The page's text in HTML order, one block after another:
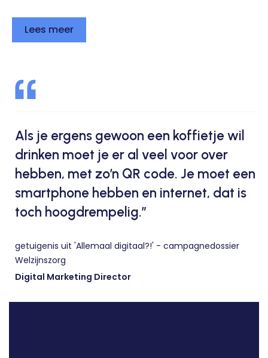
Lees meer
Als je ergens gewoon een koffietje wil
drinken moet je er al veel voor over
hebben, met zo’n QR code. Je moet een
smartphone hebben en internet, dat is
toch hoogdrempelig.”
getuigenis uit 'Allemaal digitaal?!' - campagnedossier
Welzijnszorg
Digital Marketing Director